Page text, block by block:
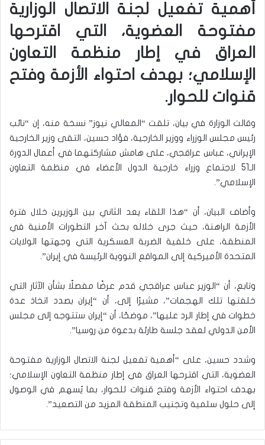
أهمية تفعيل لجنة الاتصال الوزارية
مفتوحة العضوية، التي اقترحها
العراق في إطار منظمة التعاون
الإسلامي؛ بهدف احتواء الأزمة وفتح
قنوات للحوار.
وقالت الوزارة في بيان، تلقت “المعالي نيوز” نسخة منه، إن “نائب
رئيس مجلس الوزراء ووزير الخارجية، فؤاد حسين، التقى وزير الخارجية
الإيراني، عباس عراقجي، على هامش مشاركتهما في أعمال الدورة
الـ51 لاجتماع وزراء خارجية الدول الأعضاء في منظمة التعاون
الإسلامي”.
وأضاف البيان، أن “هذا اللقاء يعد الثاني بين الوزيرين خلال فترة
الأزمة الراهنة، حيث جرى خلاله بحث آخر التطورات الأمنية في
المنطقة، على خلفية الضربة العسكرية التي وجهتها الولايات
المتحدة الأميركية إلى المواقع النووية الرئيسة في إيران”.
وتابع، أن “الوزير عباس عراقجي قدم عرضًا مفصلًا بشأن الآثار التي
خلفتها تلك الهجمات”، مشيرًا إلى، أن “إيران بصدد اتخاذ عدة
خطوات في إطار الرد عليها”، موضحًا، أن “إيران ستتوجه إلى مجلس
الأمن الدولي لعقد جلسة طارئة بدعوة من روسيا”.
وشدد حسين، على “أهمية تفعيل لجنة الاتصال الوزارية مفتوحة
العضوية، التي اقترحها العراق في إطار منظمة التعاون الإسلامي؛
بهدف احتواء الأزمة وفتح قنوات للحوار، بما يُسهم في الوصول
إلى حلول سلمية وتجنيب المنطقة المزيد من التصعيد”.